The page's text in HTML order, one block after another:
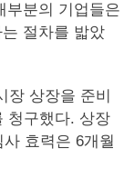
부분의 기업들은
절차를 밟았
장 상장을 준비
청구했다. 상장
효력은 6개월